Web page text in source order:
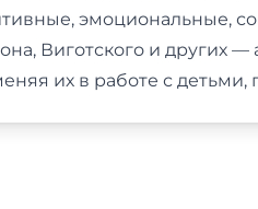
эмоциональные,
Виготского и других
их в работе с